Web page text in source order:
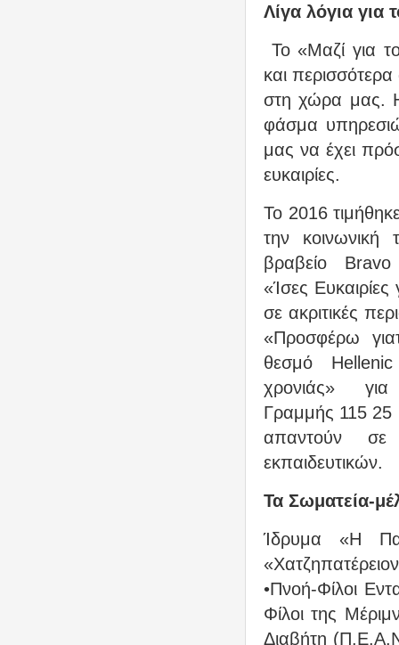
Λίγα λόγια για
Το «Μαζί για
και
στη χώρα μας.
φάσμα
μας να έχει
ευκαιρίες.
Το 2016
την
βραβείο Bravo
«Ίσες Ευκαιρίες
σε ακριτικές
«Προσφέρω
θεσμό Hellenic
χρονιάς» για
Γραμμής 115 25
απαντούν
εκπαιδευτικών.
Τα Σωματεία-
Ίδρυμα «Η
•Πνοή-Φίλοι
Φίλοι της
Διαβήτη